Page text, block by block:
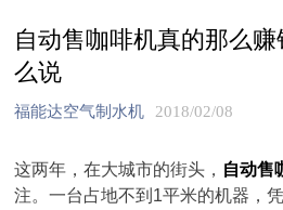
自动售咖啡机真的那么
么说
福能达空气制水机 2018/02/08
这两年，在大城市的街头， 自动售
注。一台占地不到1平米的机器，